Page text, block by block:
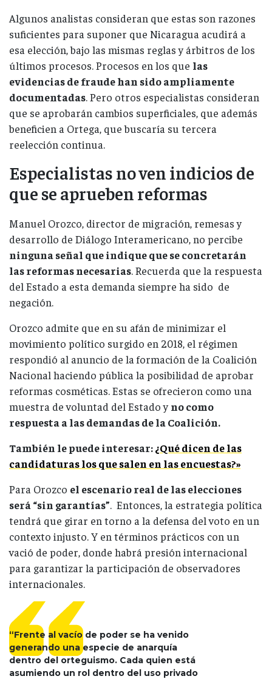
Algunos analistas consideran que estas son razones
suficientes para suponer que Nicaragua acudirá a
esa elección, bajo las mismas reglas y árbitros de los
últimos procesos. Procesos en los que las
evidencias de fraude han sido ampliamente
documentadas. Pero otros especialistas consideran
que se aprobarán cambios superficiales, que además
beneficien a Ortega, que buscaría su tercera
reelección continua.
Especialistas no ven indicios de
que se aprueben reformas
Manuel Orozco, director de migración, remesas y
desarrollo de Diálogo Interamericano, no percibe
ninguna señal que indique que se concretarán
las reformas necesarias. Recuerda que la respuesta
del Estado a esta demanda siempre ha sido de
negación.
Orozco admite que en su afán de minimizar el
movimiento político surgido en 2018, el régimen
respondió al anuncio de la formación de la Coalición
Nacional haciendo pública la posibilidad de aprobar
reformas cosméticas. Estas se ofrecieron como una
muestra de voluntad del Estado yno como
respuesta a las demandas de la Coalición.
También le puede interesar:¿Qué dicen de las
candidaturas los que salen en las encuestas?»
Para Orozco el escenario real de las elecciones
será “sin garantías”. Entonces, la estrategia política
tendrá que girar en torno a la defensa del voto en un
contexto injusto. Y en términos prácticos con un
vació de poder, donde habrá presión internacional
para garantizar la participación de observadores
internacionales.
“Frente al vacío de poder se ha venido
generando una especie de anarquía
dentro del orteguismo. Cada quien está
asumiendo un rol dentro del uso privado